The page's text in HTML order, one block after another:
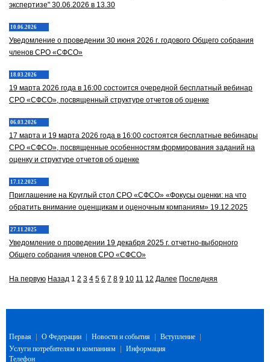
экспертизе" 30.06.2026 в 13.30
10.06.2026
Уведомление о проведении 30 июня 2026 г. годового Общего собрания
членов СРО «СФСО»
18.03.2026
19 марта 2026 года в 16:00 состоится очередной бесплатный вебинар
СРО «СФСО», посвященный структуре отчетов об оценке
06.03.2026
17 марта и 19 марта 2026 года в 16:00 состоятся бесплатные вебинары
СРО «СФСО», посвященные особенностям формирования заданий на
оценку и структуре отчетов об оценке
17.12.2025
Приглашение на Круглый стол СРО «СФСО» «Фокусы оценки: на что
обратить внимание оценщикам и оценочным компаниям» 19.12.2025
27.11.2025
Уведомление о проведении 19 декабря 2025 г. отчетно-выборного
Общего собрания членов СРО «СФСО»
На первую Назад 1 2 3 4 5 6 7 8 9 10 11 12 Далее Последняя
Первая О Федерации Новости и события Вступление
Услуги потребителям и компаниям
Информация
Телефон